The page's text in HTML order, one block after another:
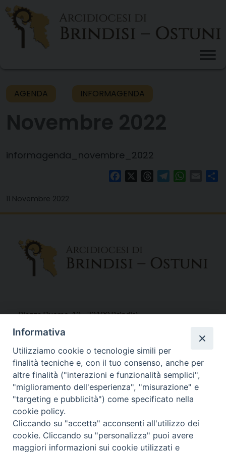
Skip
content
AGENDA INFORMAGENDA
informagenda_novembre_2022
FacebookThreadsTelegram Email
11 Novembre 2022
Piazza Duomo, 12 - 72100 Brindisi
Tel 0831.521958
Fax 0831.528315
Orari Curia
Mar. / Mer. / Giov. ore 9 - 13
nei mesi estivi solo Martedì ore 9 - 13
WebMail
Informativa
Utilizziamo cookie o tecnologie simili per
finalità tecniche e, con il tuo consenso, anche per
altre finalità ("interazioni e funzionalità semplici",
"miglioramento dell'esperienza", "misurazione" e
"targeting e pubblicità") come specificato nella
cookie policy.
Cliccando su "accetta" acconsenti all'utilizzo dei
cookie. Cliccando su "personalizza" puoi avere
maggiori informazioni sui cookie utilizzati e